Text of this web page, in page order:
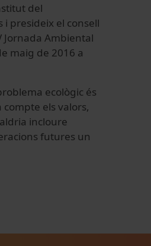
del
presideix el consell
Jornada Ambiental
maig de 2016 a
ecològic és
compte els valors,
incloure
futures un